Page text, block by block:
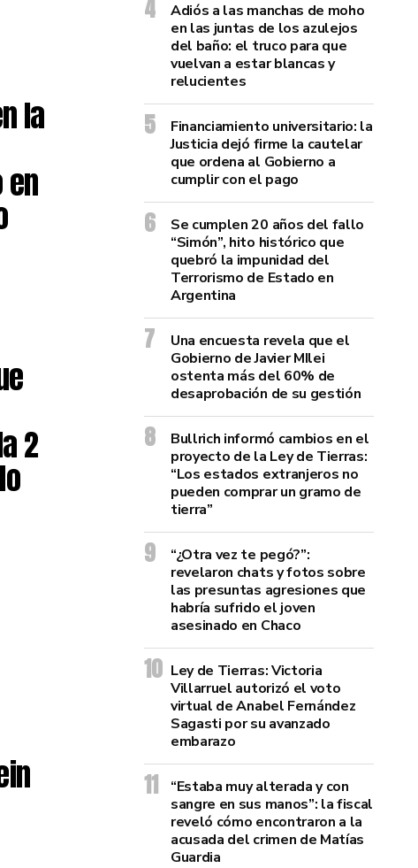
la
en
2
Adiós a las manchas de moho
en las juntas de los azulejos
del baño: el truco para que
vuelvan a estar blancas y
relucientes
Financiamiento universitario: la
Justicia dejó firme la cautelar
que ordena al Gobierno a
cumplir con el pago
Se cumplen 20 años del fallo
“Simón”, hito histórico que
quebró la impunidad del
Terrorismo de Estado en
Argentina
Una encuesta revela que el
Gobierno de Javier MIlei
ostenta más del 60% de
desaprobación de su gestión
Bullrich informó cambios en el
proyecto de la Ley de Tierras:
“Los estados extranjeros no
pueden comprar un gramo de
tierra”
“¿Otra vez te pegó?”:
revelaron chats y fotos sobre
las presuntas agresiones que
habría sufrido el joven
asesinado en Chaco
Ley de Tierras: Victoria
Villarruel autorizó el voto
virtual de Anabel Fernández
Sagasti por su avanzado
embarazo
“Estaba muy alterada y con
sangre en sus manos”: la fiscal
reveló cómo encontraron a la
acusada del crimen de Matías
Guardia